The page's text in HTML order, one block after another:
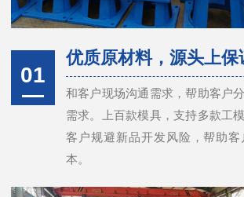
01
优质原材料，源头上保
和客户现场沟通需求，帮助客户
需求。上百款模具，支持多款工
客户规避新品开发风险，帮助
本。